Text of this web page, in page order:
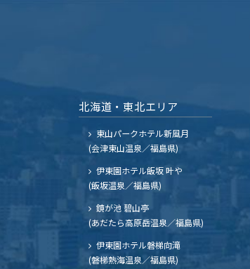
北海道・東北エリア
東山パークホテル新風月
(会津東山温泉／福島県)
伊東園ホテル飯坂 叶や
(飯坂温泉／福島県)
鏡が池 碧山亭
(あだたら高原岳温泉／福島県)
伊東園ホテル磐梯向滝
(磐梯熱海温泉／福島県)